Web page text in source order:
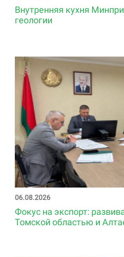
Внутренняя кухня
геологии
06.08.2026
Фокус на экспорт:
Томской областью и